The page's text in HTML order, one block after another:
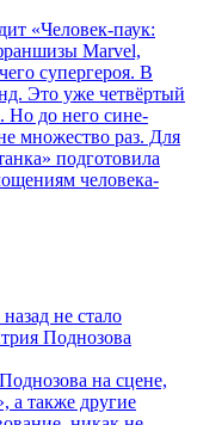
«Человек-паук:
Marvel,
супергероя. В
Это уже четвёртый
Но до него сине-
множество раз. Для
подготовила
человека-
не стало
Поднозова
на сцене,
а также другие